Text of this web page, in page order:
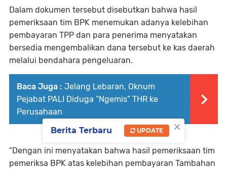
Dalam dokumen tersebut disebutkan bahwa hasil
pemeriksaan tim BPK menemukan adanya kelebihan
pembayaran TPP dan para penerima menyatakan
bersedia mengembalikan dana tersebut ke kas daerah
melalui bendahara pengeluaran.
Baca Juga : Jelang Lebaran, Oknum
Pejabat PALI Diduga “Ngemis” THR ke
Perusahaan
“Dengan ini menyatakan bahwa hasil pemeriksaan tim
pemeriksa BPK atas kelebihan pembayaran Tambahan
×
Berita Terbaru UPDATE